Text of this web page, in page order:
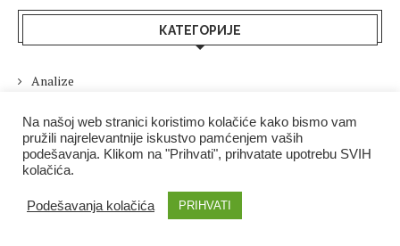
КАТЕГОРИЈЕ
Analize
Analize
Analize stručnjaka
Na našoj web stranici koristimo kolačiće kako bismo vam
pružili najrelevantnije iskustvo pamćenjem vaših
podešavanja. Klikom na "Prihvati", prihvatate upotrebu SVIH
kolačića.
Podešavanja kolačića PRIHVATI